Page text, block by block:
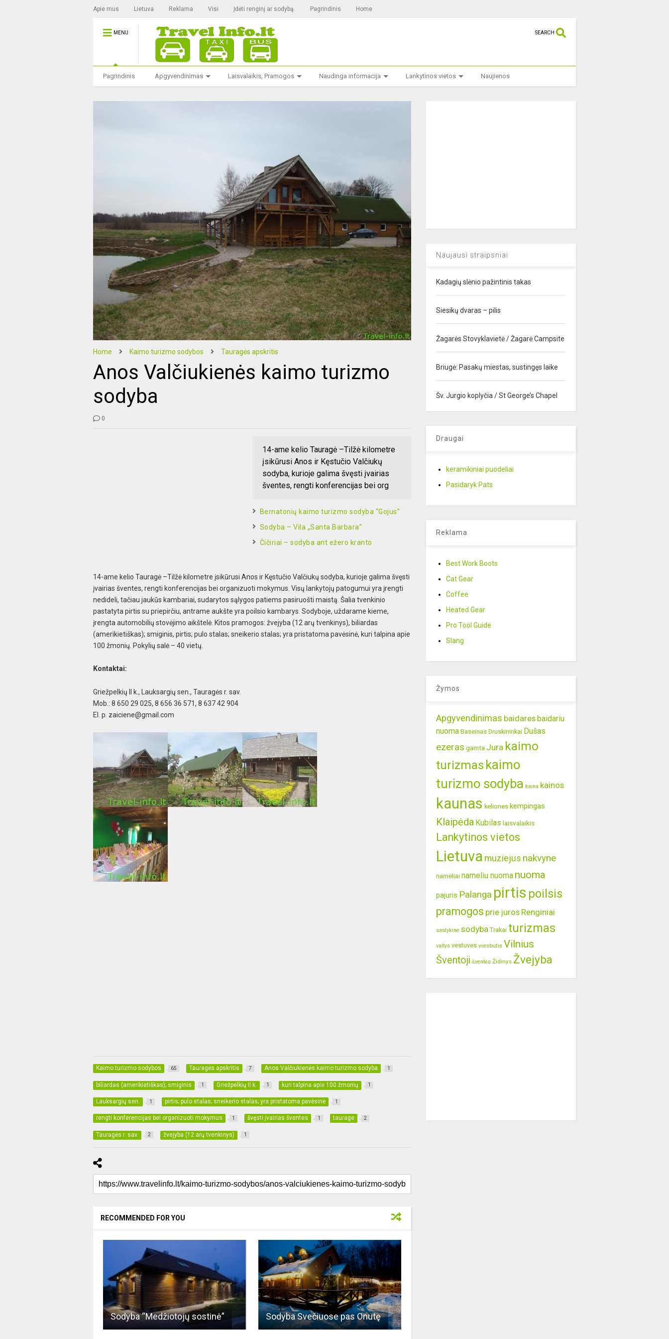
Apie mus Lietuva Reklama Visi Įdėti renginį ar sodybą. Pagrindinis Home
MENU SEARCH
Pagrindinis Apgyvendinimas Laisvalaikis, Pramogos Naudinga informacija Lankytinos vietos Naujienos
Home Kaimo turizmo sodybos Tauragės apskritis
Anos Valčiukienės kaimo turizmo
sodyba
0
14-ame kelio Tauragė –Tilžė kilometre
įsikūrusi Anos ir Kęstučio Valčiukų
sodyba, kurioje galima švęsti įvairias
šventes, rengti konferencijas bei org
Bernatonių kaimo turizmo sodyba “Gojus”
Sodyba – Vila „Santa Barbara”
Čičiriai – sodyba ant ežero kranto
14-ame kelio Tauragė –Tilžė kilometre įsikūrusi Anos ir Kęstučio Valčiukų sodyba, kurioje galima švęsti
įvairias šventes, rengti konferencijas bei organizuoti mokymus. Visų lankytojų patogumui yra įrengti
nedideli, tačiau jaukūs kambariai, sudarytos sąlygos patiems pasiruošti maistą. Šalia tvenkinio
pastatyta pirtis su priepirčiu, antrame aukšte yra poilsio kambarys. Sodyboje, uždarame kieme,
įrengta automobilių stovėjimo aikštelė. Kitos pramogos: žvejyba (12 arų tvenkinys), biliardas
(amerikietiškas); smiginis, pirtis; pulo stalas; sneikerio stalas; yra pristatoma pavėsinė, kuri talpina apie
100 žmonių. Pokylių salė – 40 vietų.
Kontaktai:
Griežpelkių II k., Lauksargių sen., Tauragės r. sav.
Mob.: 8 650 29 025, 8 656 36 571, 8 637 42 904
El. p. zaiciene@gmail.com
Kaimo turizmo sodybos 65 Tauragės apskritis 7 Anos Valčiukienės kaimo turizmo sodyba 1
biliardas (amerikietiškas); smiginis 1 Griežpelkių II k. 1 kuri talpina apie 100 žmonių 1
Lauksargių sen. 1 pirtis; pulo stalas; sneikerio stalas; yra pristatoma pavėsinė 1
rengti konferencijas bei organizuoti mokymus 1 švęsti įvairias šventes 1 taurage 2
Tauragės r. sav. 2 žvejyba (12 arų tvenkinys) 1
RECOMMENDED FOR YOU
Sodyba “Medžiotojų sostinė” Sodyba Svečiuose pas Onutę
Naujausi straipsniai
Kadagių slėnio pažintinis takas
Siesikų dvaras – pilis
Žagarės Stovyklavietė / Žagarė Campsite
Briugė: Pasakų miestas, sustingęs laike
Šv. Jurgio koplyčia / St George’s Chapel
Draugai
keramikiniai puodeliai
Pasidaryk Pats
Reklama
Best Work Boots
Cat Gear
Coffee
Heated Gear
Pro Tool Guide
Slang
Žymos
Apgyvendinimas baidaresbaidariu
nuoma Baseinas Druskininkai Dušas
ezeras gamta Jura kaimo
turizmas kaimo
turizmo sodyba kaina kainos
kaunas keliones kempingas
Klaipėda Kubilas laisvalaikis
Lankytinos vietos
Lietuva muziejus nakvyne
nameliai nameliu nuoma nuoma
pajuris Palanga pirtis poilsis
pramogos prie juros Renginiai
saslykine sodyba Trakai turizmas
valtys vestuves viesbutis Vilnius
Šventoji šventės Židinys Žvejyba